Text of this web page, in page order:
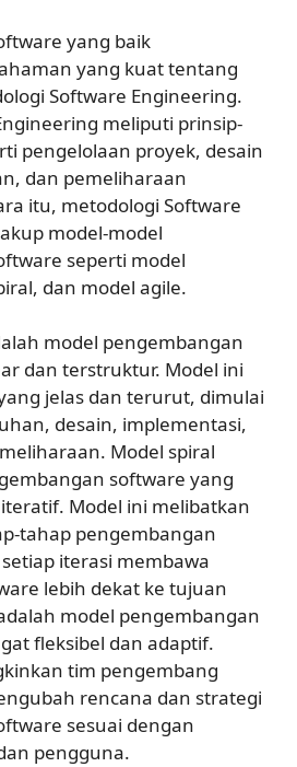
yang baik
yang kuat tentang
Software Engineering.
meliputi prinsip-
pengelolaan proyek, desain
dan pemeliharaan
itu, metodologi Software
model-model
seperti model
dan model agile.
model pengembangan
dan terstruktur. Model ini
jelas dan terurut, dimulai
desain, implementasi,
Model spiral
software yang
Model ini melibatkan
tahap pengembangan
iterasi membawa
lebih dekat ke tujuan
model pengembangan
fleksibel dan adaptif.
tim pengembang
rencana dan strategi
sesuai dengan
pengguna.